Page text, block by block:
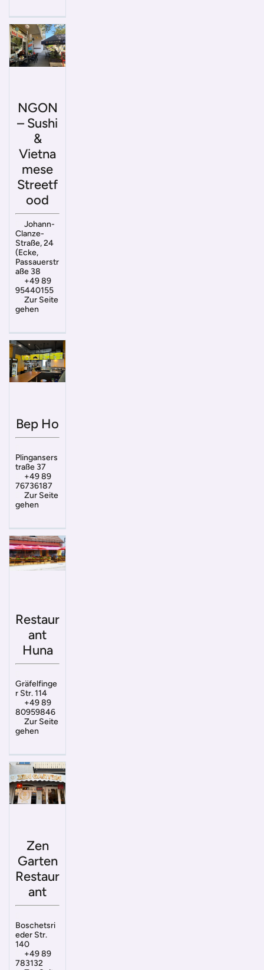
NGON
– Sushi
&
Vietna
mese
Streetf
ood
Johann-
Clanze-
Straße, 24
(Ecke,
Passauerstr
aße 38
+49 89
95440155
Zur Seite
gehen
Bep Ho
Plingansers
traße 37
+49 89
76736187
Zur Seite
gehen
Restaur
ant
Huna
Gräfelfinge
r Str. 114
+49 89
80959846
Zur Seite
gehen
Zen
Garten
Restaur
ant
Boschetsri
eder Str.
140
+49 89
783132